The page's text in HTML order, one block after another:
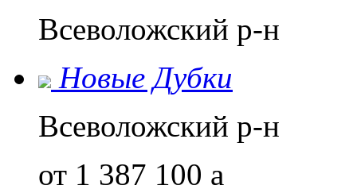
Всеволожский р-н
Новые Дубки
Всеволожский р-н
от 1 387 100 a